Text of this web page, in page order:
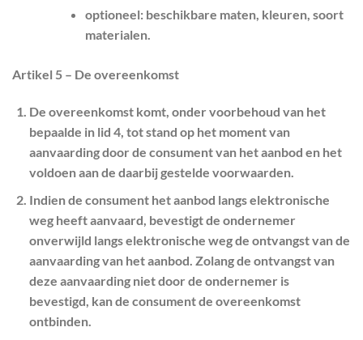
optioneel: beschikbare maten, kleuren, soort
materialen.
Artikel 5 – De overeenkomst
De overeenkomst komt, onder voorbehoud van het
bepaalde in lid 4, tot stand op het moment van
aanvaarding door de consument van het aanbod en het
voldoen aan de daarbij gestelde voorwaarden.
Indien de consument het aanbod langs elektronische
weg heeft aanvaard, bevestigt de ondernemer
onverwijld langs elektronische weg de ontvangst van de
aanvaarding van het aanbod. Zolang de ontvangst van
deze aanvaarding niet door de ondernemer is
bevestigd, kan de consument de overeenkomst
ontbinden.